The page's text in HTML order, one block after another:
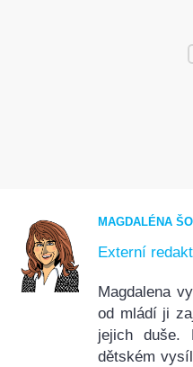
MAGDALÉNA
Externí
Magdalena
od mládí ji
jejich duše.
dětském